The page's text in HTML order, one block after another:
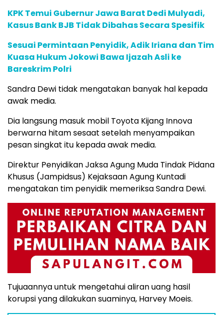
KPK Temui Gubernur Jawa Barat Dedi Mulyadi,
Kasus Bank BJB Tidak Dibahas Secara Spesifik
Sesuai Permintaan Penyidik, Adik Iriana dan Tim
Kuasa Hukum Jokowi Bawa Ijazah Asli ke
Bareskrim Polri
Sandra Dewi tidak mengatakan banyak hal kepada
awak media.
Dia langsung masuk mobil Toyota Kijang Innova
berwarna hitam sesaat setelah menyampaikan
pesan singkat itu kepada awak media.
Direktur Penyidikan Jaksa Agung Muda Tindak Pidana
Khusus (Jampidsus) Kejaksaan Agung Kuntadi
mengatakan tim penyidik memeriksa Sandra Dewi.
Tujuaannya untuk mengetahui aliran uang hasil
korupsi yang dilakukan suaminya, Harvey Moeis.